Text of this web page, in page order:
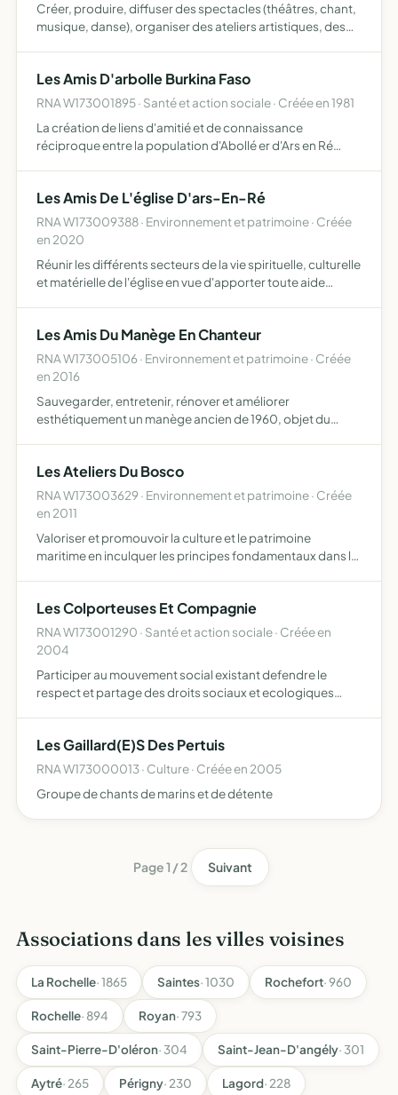
Créer, produire, diffuser des spectacles (théâtres, chant,
musique, danse), organiser des ateliers artistiques, des
Les Amis D'arbolle Burkina Faso
RNA W173001895 · Santé et action sociale · Créée en 1981
La création de liens d'amitié et de connaissance
réciproque entre la population d'Abollé er d'Ars en Ré
tech…
Les Amis De L'église D'ars-En-Ré
RNA W173009388 · Environnement et patrimoine · Créée
en 2020
Réunir les différents secteurs de la vie spirituelle, culturelle
et matérielle de l'église en vue d'apporter toute aide
Les Amis Du Manège En Chanteur
RNA W173005106 · Environnement et patrimoine · Créée
en 2016
Sauvegarder, entretenir, rénover et améliorer
esthétiquement un manège ancien de 1960, objet du
musique et de l…
Les Ateliers Du Bosco
RNA W173003629 · Environnement et patrimoine · Créée
en 2011
Valoriser et promouvoir la culture et le patrimoine
maritime en inculquer les principes fondamentaux dans le
…
Les Colporteuses Et Compagnie
RNA W173001290 · Santé et action sociale · Créée en
2004
Participer au mouvement social existant defendre le
respect et partage des droits sociaux et ecologiques
Les Gaillard(E)S Des Pertuis
RNA W173000013 · Culture · Créée en 2005
Groupe de chants de marins et de détente
Page 1 / 2 Suivant
Associations dans les villes voisines
La Rochelle· 1865 Saintes· 1030 Rochefort· 960
Rochelle· 894 Royan· 793
Saint-Pierre-D'oléron· 304 Saint-Jean-D'angély· 301
Aytré· 265 Périgny· 230 Lagord· 228